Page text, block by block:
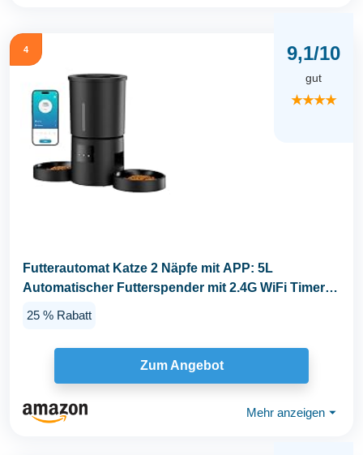
4 9,1/10
gut
★★★★
Futterautomat Katze 2 Näpfe mit APP: 5L
Automatischer Futterspender mit 2.4G WiFi Timer
25 % Rabatt
Zum Angebot
Mehr anzeigen ⏷